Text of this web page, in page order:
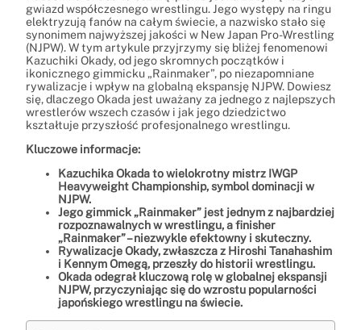
gwiazd współczesnego wrestlingu. Jego występy na ringu
elektryzują fanów na całym świecie, a nazwisko stało się
synonimem najwyższej jakości w New Japan Pro-Wrestling
(NJPW). W tym artykule przyjrzymy się bliżej fenomenowi
Kazuchiki Okady, od jego skromnych początków i
ikonicznego gimmicku „Rainmaker”, po niezapomniane
rywalizacje i wpływ na globalną ekspansję NJPW. Dowiesz
się, dlaczego Okada jest uważany za jednego z najlepszych
wrestlerów wszech czasów i jak jego dziedzictwo
kształtuje przyszłość profesjonalnego wrestlingu.
Kluczowe informacje:
Kazuchika Okada to wielokrotny mistrz IWGP
Heavyweight Championship, symbol dominacji w
NJPW.
Jego gimmick „Rainmaker” jest jednym z najbardziej
rozpoznawalnych w wrestlingu, a finisher
„Rainmaker” – niezwykle efektowny i skuteczny.
Rywalizacje Okady, zwłaszcza z Hiroshi Tanahashim
i Kennym Omegą, przeszły do historii wrestlingu.
Okada odegrał kluczową rolę w globalnej ekspansji
NJPW, przyczyniając się do wzrostu popularności
japońskiego wrestlingu na świecie.